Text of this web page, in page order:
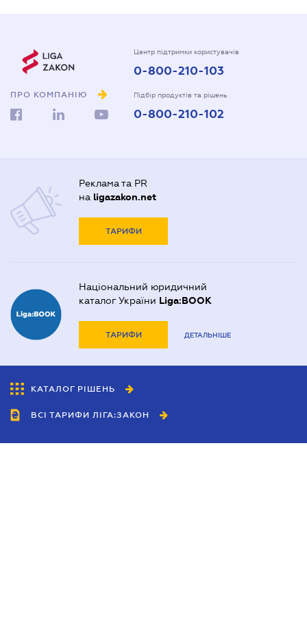
ПРО КОМПАНІЮ
Центр підтримки користувачів
0-800-210-103
Підбір продуктів та рішень
0-800-210-102
Реклама та PR
на ligazakon.net
ТАРИФИ
Національний юридичний
каталог України Liga:BOOK
ТАРИФИ ДЕТАЛЬНІШЕ
КАТАЛОГ РІШЕНЬ
ВСІ ТАРИФИ ЛІГА:ЗАКОН